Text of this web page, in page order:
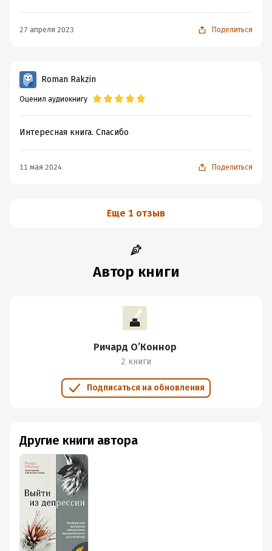
27 апреля 2023 Поделиться
Roman Rakzin
Оценил аудиокнигу
Интересная книга. Спасибо
11 мая 2024 Поделиться
Еще 1 отзыв
Автор книги
Ричард О’Коннор
2 книги
Подписаться на обновления
Другие книги автора